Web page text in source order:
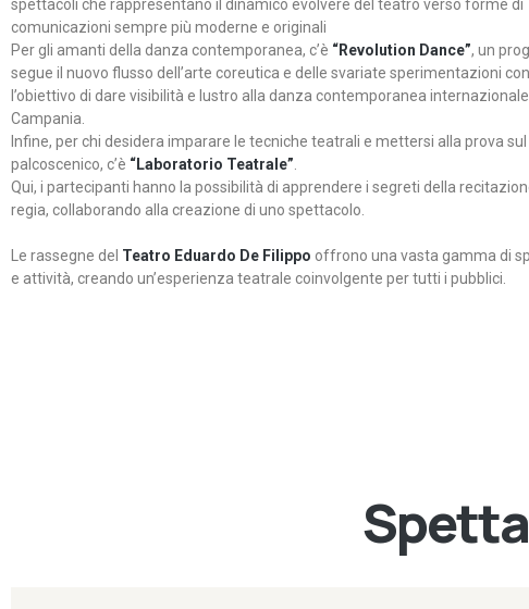
spettacoli che rappresentano il dinamico evolvere del teatro verso forme di
comunicazioni sempre più moderne e originali
Per gli amanti della danza contemporanea, c’è “Revolution Dance”, un
segue il nuovo flusso dell’arte coreutica e delle svariate sperimentazioni con
l’obiettivo di dare visibilità e lustro alla danza contemporanea
Campania.
Infine, per chi desidera imparare le tecniche teatrali e mettersi alla prova sul
palcoscenico, c’è “Laboratorio Teatrale”
Qui, i partecipanti hanno la possibilità di apprendere i segreti della
regia, collaborando alla creazione di uno spettacolo.
Le rassegne del Teatro Eduardo De Filippo offrono una vasta gamma di
e attività, creando un’esperienza teatrale coinvolgente per tutti i pubblici.